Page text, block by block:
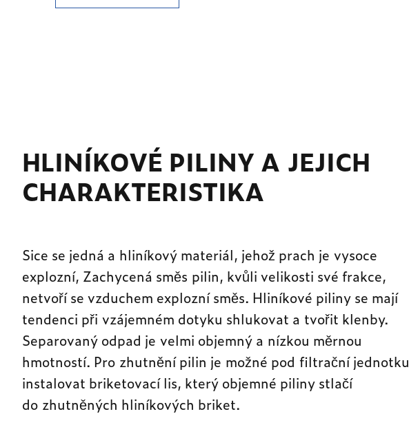
HLINÍKOVÉ PILINY A JEJICH
CHARAKTERISTIKA
Sice se jedná a hliníkový materiál, jehož prach je vysoce
explozní, Zachycená směs pilin, kvůli velikosti své frakce,
netvoří se vzduchem explozní směs. Hliníkové piliny se mají
tendenci při vzájemném dotyku shlukovat a tvořit klenby.
Separovaný odpad je velmi objemný a nízkou měrnou
hmotností. Pro zhutnění pilin je možné pod filtrační jednotku
instalovat briketovací lis, který objemné piliny stlačí
do zhutněných hliníkových briket.